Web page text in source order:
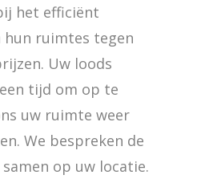
het efficiënt
hun ruimtes tegen
Uw loods
tijd om op te
uw ruimte weer
We bespreken de
op uw locatie.